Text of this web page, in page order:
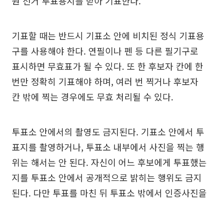
기표할 때는 반드시 기표소 안에 비치된 정식 기표용
구를 사용해야 한다. 연필이나 펜 등 다른 필기구로
표시하면 무효표가 될 수 있다. 또 한 후보자 칸에 한
번만 정확히 기표해야 하며, 여러 번 찍거나 후보자
칸 밖에 찍는 경우에도 무효 처리될 수 있다.
투표소 안에서의 촬영도 금지된다. 기표소 안에서 투
표지를 촬영하거나, 투표소 내부에서 사진을 찍는 행
위는 해서는 안 된다. 자신이 어느 후보에게 투표했는
지를 투표소 안에서 공개적으로 밝히는 행위도 금지
된다. 다만 투표를 마친 뒤 투표소 밖에서 인증사진을